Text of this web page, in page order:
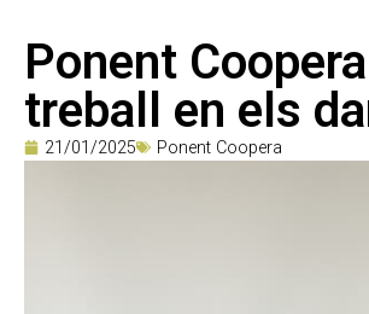
Ponent
treball en els
21/01/2025 Ponent Coopera